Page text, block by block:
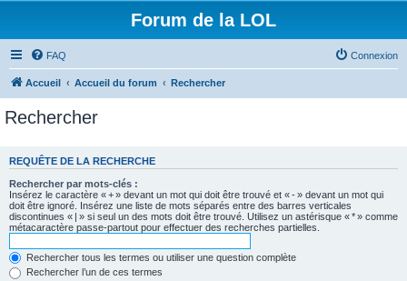
Forum de la LOL
FAQ Connexion
Accueil Accueil du forum Rechercher
Rechercher
REQUÊTE DE LA RECHERCHE
Rechercher par mots-clés :
Insérez le caractère « + » devant un mot qui doit être trouvé et « - » devant un mot qui
doit être ignoré. Insérez une liste de mots séparés entre des barres verticales
discontinues « | » si seul un des mots doit être trouvé. Utilisez un astérisque « * » comme
métacaractère passe-partout pour effectuer des recherches partielles.
Rechercher tous les termes ou utiliser une question complète
Rechercher l’un de ces termes